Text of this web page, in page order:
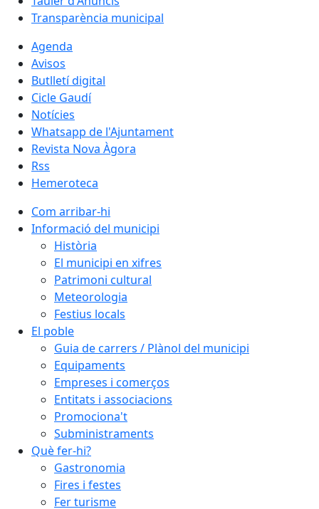
Transparència municipal
Agenda
Avisos
Butlletí digital
Cicle Gaudí
Notícies
Whatsapp de l'Ajuntament
Revista Nova Àgora
Rss
Hemeroteca
Com arribar-hi
Informació del municipi
Història
El municipi en xifres
Patrimoni cultural
Meteorologia
Festius locals
El poble
Guia de carrers / Plànol del municipi
Equipaments
Empreses i comerços
Entitats i associacions
Promociona't
Subministraments
Què fer-hi?
Gastronomia
Fires i festes
Fer turisme